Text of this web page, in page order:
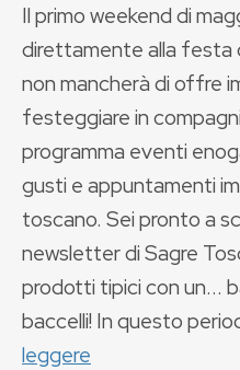
Il primo weekend di
direttamente alla festa
non mancherà di offre
festeggiare in
programma eventi
gusti e appuntamenti
toscano. Sei pronto a
newsletter di Sagre
prodotti tipici con un...
baccelli! In questo
leggere